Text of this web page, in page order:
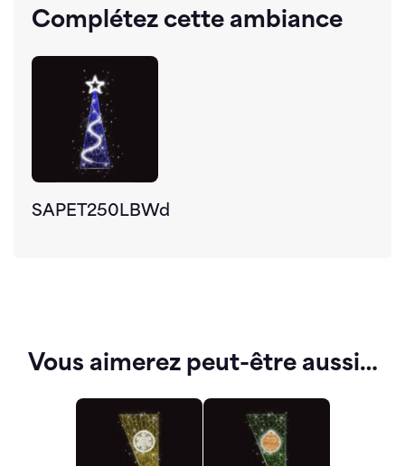
Complétez cette ambiance
SAPET250LBWd
Vous aimerez peut-être aussi…